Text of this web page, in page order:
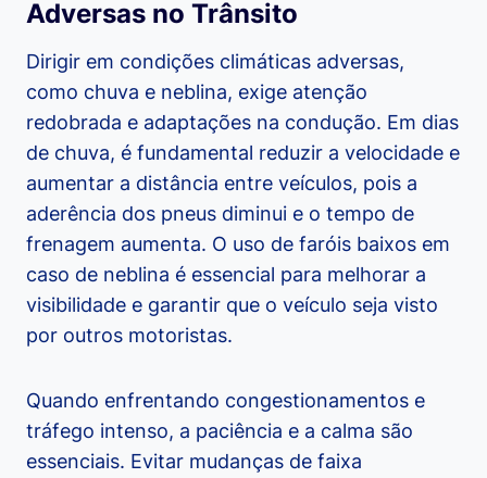
Adversas no Trânsito
Dirigir em condições climáticas adversas,
como chuva e neblina, exige atenção
redobrada e adaptações na condução. Em dias
de chuva, é fundamental reduzir a velocidade e
aumentar a distância entre veículos, pois a
aderência dos pneus diminui e o tempo de
frenagem aumenta. O uso de faróis baixos em
caso de neblina é essencial para melhorar a
visibilidade e garantir que o veículo seja visto
por outros motoristas.
Quando enfrentando congestionamentos e
tráfego intenso, a paciência e a calma são
essenciais. Evitar mudanças de faixa